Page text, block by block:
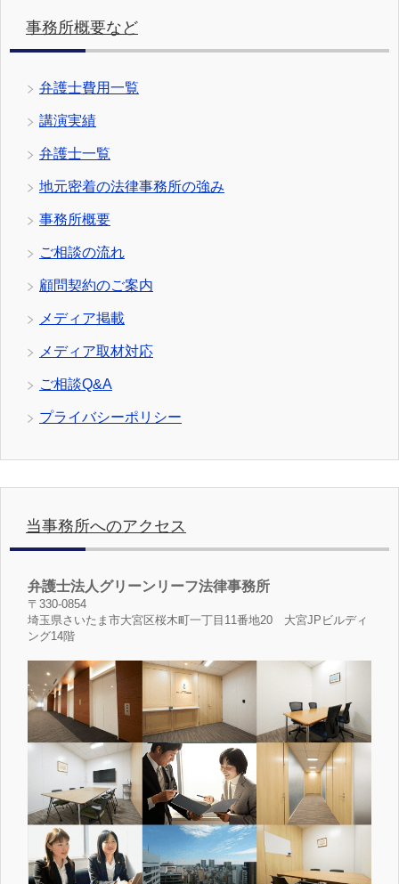
事務所概要など
弁護士費用一覧
講演実績
弁護士一覧
地元密着の法律事務所の強み
事務所概要
ご相談の流れ
顧問契約のご案内
メディア掲載
メディア取材対応
ご相談Q&A
プライバシーポリシー
当事務所へのアクセス
弁護士法人グリーンリーフ法律事務所
〒330-0854
埼玉県さいたま市大宮区桜木町一丁目11番地20 大宮JPビルディ
ング14階